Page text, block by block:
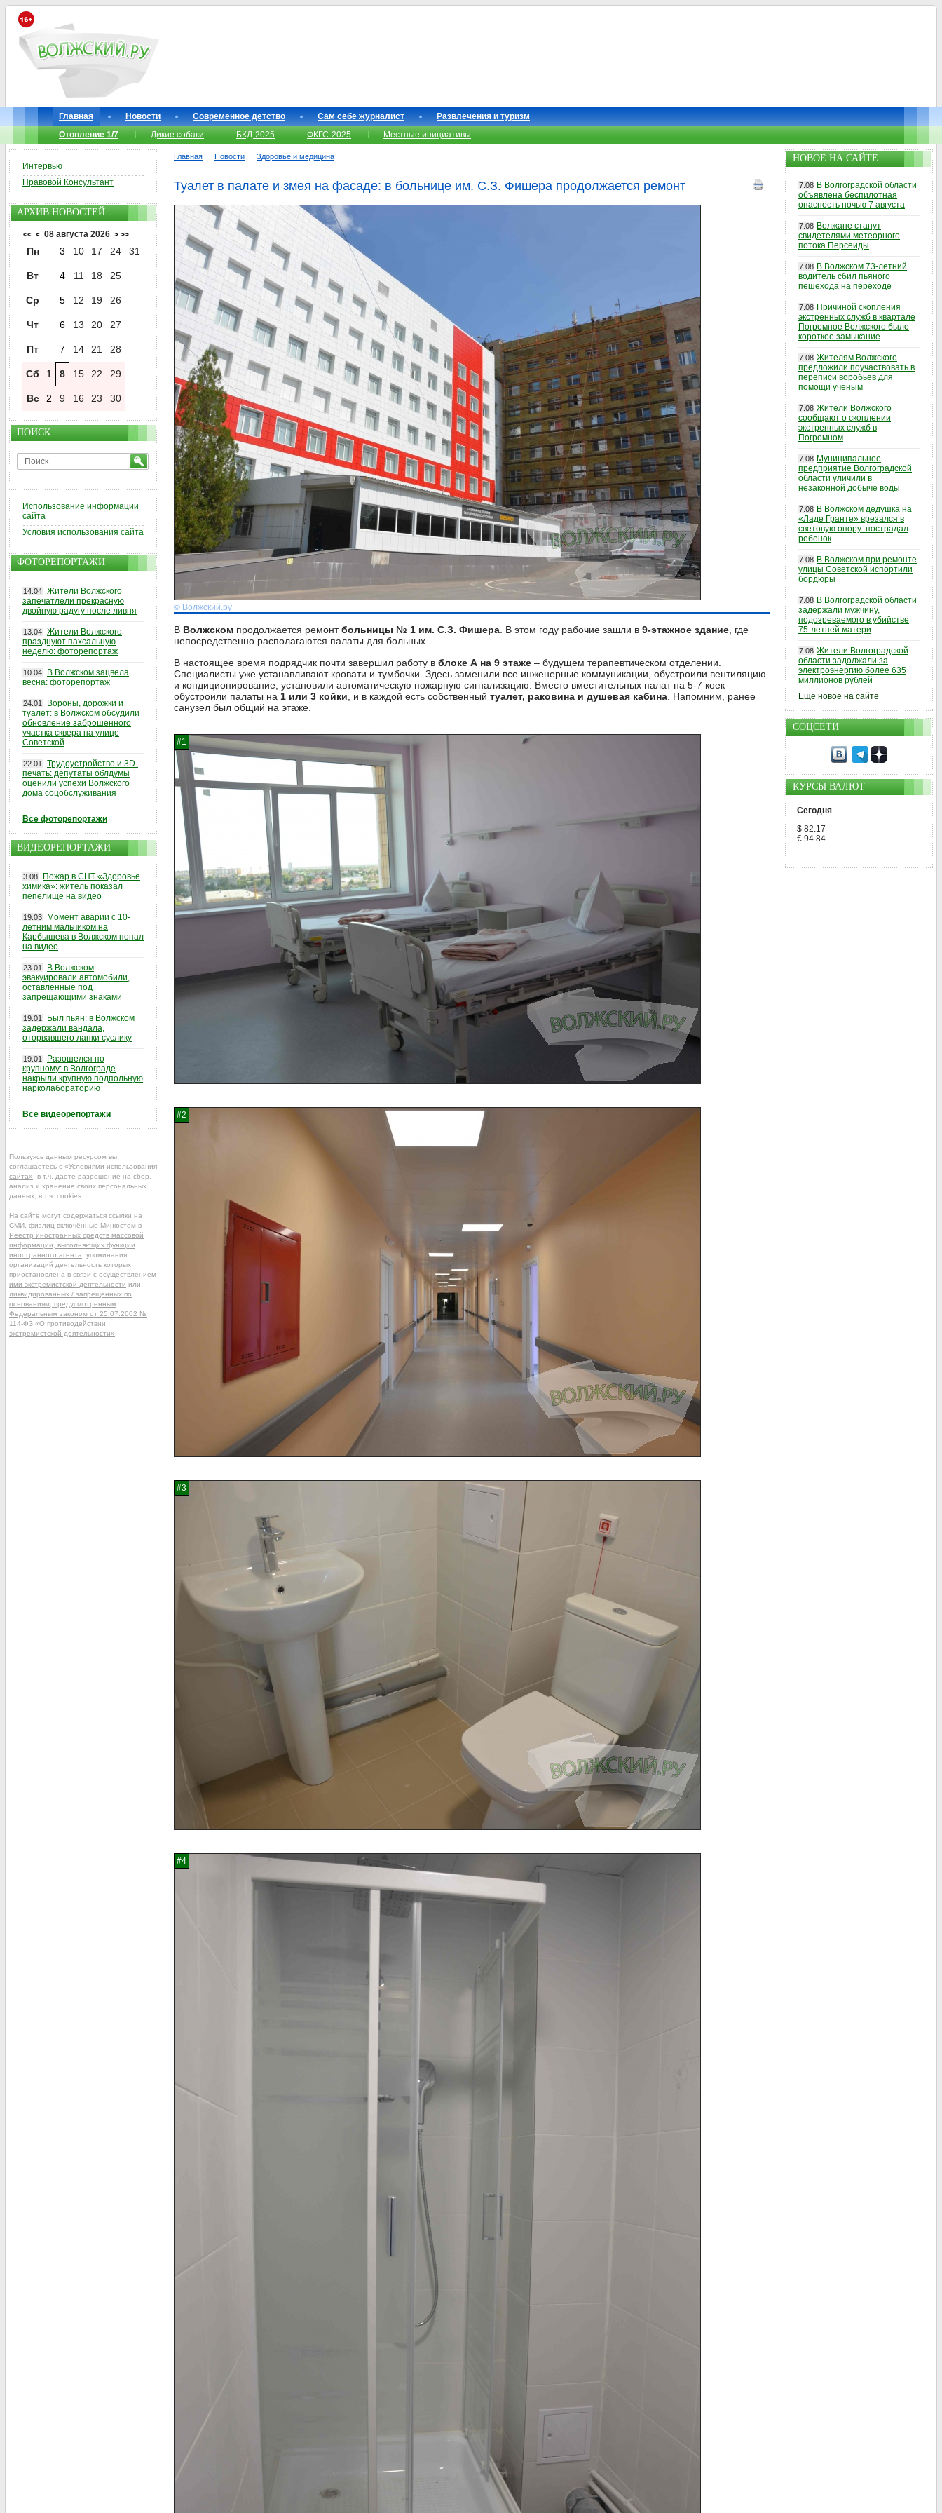
Главная Новости Современное детство Сам себе журналист
Развлечения и туризм
Отопление 1/7
Дикие собаки БКД-2025 ФКГС-2025 Местные инициативы
Главная → Новости → Здоровье и медицина
Туалет в палате и змея на фасаде: в больнице им. С.З. Фишера продолжается ремонт
© Волжский.ру
В Волжском продолжается ремонтбольницы № 1 им. С.З. Фишера . В этом году рабочие зашли в 9-этажное здание , где
непосредственно располагаются палаты для больных.
В настоящее время подрядчик почти завершил работу в блоке А на 9 этаже – будущем терапевтическом отделении.
Специалисты уже устанавливают кровати и тумбочки. Здесь заменили все инженерные коммуникации, обустроили вентиляцию
и кондиционирование, установили автоматическую пожарную сигнализацию. Вместо вместительных палат на 5-7 коек
обустроили палаты на 1 или 3 койки , и в каждой есть собственный туалет, раковина и душевая кабина . Напомним, ранее
санузел был общий на этаже.
Интервью
Правовой Консультант
АРХИВ НОВОСТЕЙ
<< < 08 августа 2026 > >>
Пн 3 10 17 24 31
Вт 4 11 18 25
Ср 5 12 19 26
Чт 6 13 20 27
Пт 7 14 21 28
Сб 1 8 15 22 29
Вс 2 9 16 23 30
ПОИСК
Использование информации
сайта
Условия использования сайта
ФОТОРЕПОРТАЖИ
14.04 Жители Волжского
запечатлели прекрасную
двойную радугу после ливня
13.04 Жители Волжского
празднуют пахсальную
неделю: фоторепортаж
10.04
В Волжском зацвела
весна: фоторепортаж
24.01
Вороны, дорожки и
туалет: в Волжском обсудили
обновление заброшенного
участка сквера на улице
Советской
22.01
Трудоустройство и 3D-
печать: депутаты облдумы
оценили успехи Волжского
дома соцобслуживания
Все фоторепортажи
ВИДЕОРЕПОРТАЖИ
3.08
Пожар в СНТ «Здоровье
химика»: житель показал
пепелище на видео
19.03
Момент аварии с 10-
летним мальчиком на
Карбышева в Волжском попал
на видео
23.01
В Волжском
эвакуировали автомобили,
оставленные под
запрещающими знаками
19.01
Был пьян: в Волжском
задержали вандала,
оторвавшего лапки суслику
19.01
Разошелся по
крупному: в Волгограде
накрыли крупную подпольную
нарколабораторию
Все видеорепортажи
Пользуясь данным ресурсом вы
соглашаетесь с «Условиями использования
сайта» , в т.ч. даёте разрешение на сбор,
анализ и хранение своих персональных
данных, в т.ч. cookies.
На сайте могут содержаться ссылки на
СМИ, физлиц включённые Минюстом в
Реестр иностранных средств массовой
информации, выполняющих функции
иностранного агента , упоминания
организаций деятельность которых
приостановлена в связи с осуществлением
ими экстремистской деятельности или
ликвидированных / запрещённых по
основаниям, предусмотренным
Федеральным законом от 25.07.2002 №
114-ФЗ «О противодействии
экстремистской деятельности»
НОВОЕ НА САЙТЕ
7.08 В Волгоградской области
объявлена беспилотная
опасность ночью 7 августа
7.08 Волжане станут
свидетелями метеорного
потока Персеиды
7.08 В Волжском 73-летний
водитель сбил пьяного
пешехода на переходе
7.08 Причиной скопления
экстренных служб в квартале
Погромное Волжского было
короткое замыкание
7.08 Жителям Волжского
предложили поучаствовать в
переписи воробьев для
помощи ученым
7.08 Жители Волжского
сообщают о скоплении
экстренных служб в
Погромном
7.08 Муниципальное
предприятие Волгоградской
области уличили в
незаконной добыче воды
7.08 В Волжском дедушка на
«Ладе Гранте» врезался в
световую опору: пострадал
ребенок
7.08 В Волжском при ремонте
улицы Советской испортили
бордюры
7.08 В Волгоградской области
задержали мужчину,
подозреваемого в убийстве
75-летней матери
7.08 Жители Волгоградской
области задолжали за
электроэнергию более 635
миллионов рублей
Ещё новое на сайте
СОЦСЕТИ
КУРСЫ ВАЛЮТ
Сегодня
$ 82.17
€ 94.84